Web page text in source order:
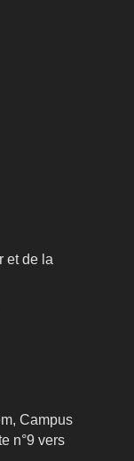
et de la
Campus
n°9 vers